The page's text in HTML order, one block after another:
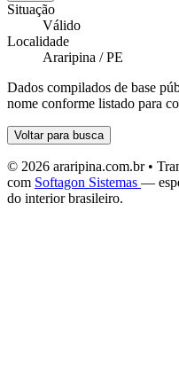
Situação
Válido
Localidade
Araripina / PE
Dados compilados de base
nome conforme listado para
Voltar para busca
© 2026 araripina.com.br •
com Softagon Sistemas —
do interior brasileiro.